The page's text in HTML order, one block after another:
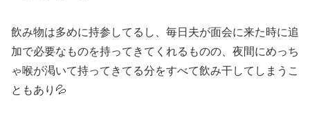
飲み物は多めに持参してるし、毎日夫が面会に来た時に追
加で必要なものを持ってきてくれるものの、夜間にめっち
ゃ喉が渇いて持ってきてる分をすべて飲み干してしまうこ
ともあり💦